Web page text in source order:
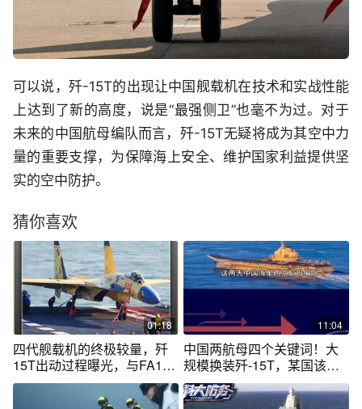
可以说，歼-15T的出现让中国舰载机在技术和实战性能
上达到了新的高度，说是“最强侧卫”也毫不为过。对于
未来的中国航母编队而言，歼-15T无疑将成为其空中力
量的重要支撑，为保障海上安全、维护国家利益提供坚
实的空中防护。
猜你喜欢
01:18
四代舰载机的终极较量，歼
15T出动过程曝光，与FA18
谁更强 #军事科普#军事科技
11:04
中国两航母四个关键词！大
规模换装歼-15T，某国该开
始适应了 #抖音热评 #专家解
读双航母编队远海训练